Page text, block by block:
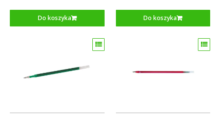
Do koszyka Do koszyka